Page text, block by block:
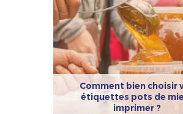
Comment bien choisir
étiquettes pots de
imprimer ?